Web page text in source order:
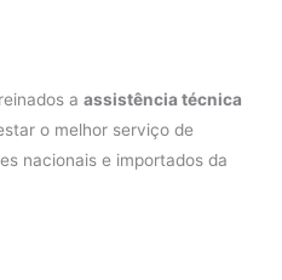
aassistência técnica
o melhor serviço de
nacionais e importados da